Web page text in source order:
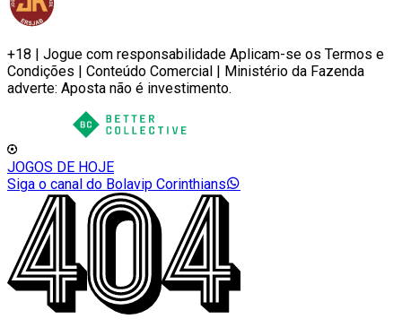
+18 | Jogue com responsabilidade Aplicam-se os Termos e
Condições | Conteúdo Comercial | Ministério da Fazenda
adverte: Aposta não é investimento.
JOGOS DE HOJE
Siga o canal do Bolavip Corinthians